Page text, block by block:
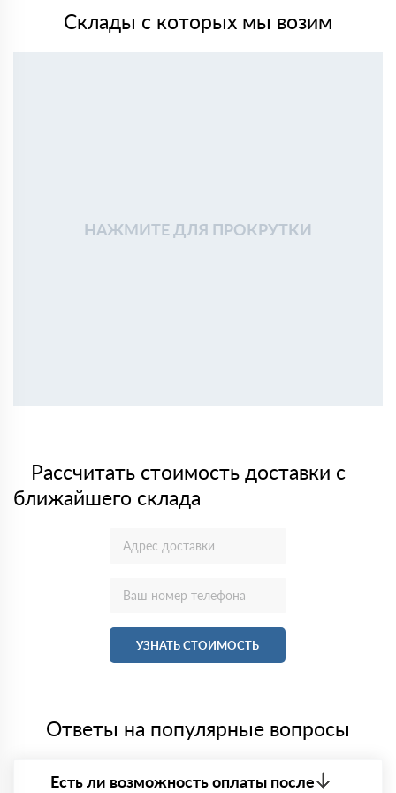
Склады с которых мы возим
НАЖМИТЕ ДЛЯ ПРОКРУТКИ
Рассчитать стоимость доставки с
ближайшего склада
УЗНАТЬ СТОИМОСТЬ
Ответы на популярные вопросы
Есть ли возможность оплаты после